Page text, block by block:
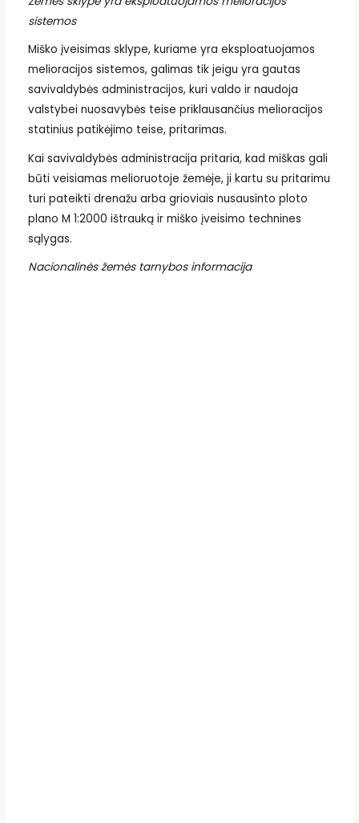
sistemos
Miško įveisimas sklype, kuriame yra eksploatuojamos
melioracijos sistemos, galimas tik jeigu yra gautas
savivaldybės administracijos, kuri valdo ir naudoja
valstybei nuosavybės teise priklausančius melioracijos
statinius patikėjimo teise, pritarimas.
Kai savivaldybės administracija pritaria, kad miškas gali
būti veisiamas melioruotoje žemėje, ji kartu su pritarimu
turi pateikti drenažu arba grioviais nusausinto ploto
plano M 1:2000 ištrauką ir miško įveisimo technines
sąlygas.
Nacionalinės žemės tarnybos informacija